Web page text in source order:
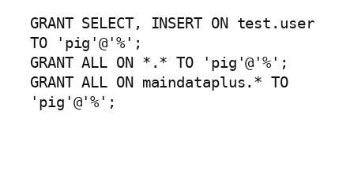
GRANT SELECT, INSERT ON test.user
TO 'pig'@'%';
GRANT ALL ON *.* TO 'pig'@'%';
GRANT ALL ON maindataplus.* TO
'pig'@'%';